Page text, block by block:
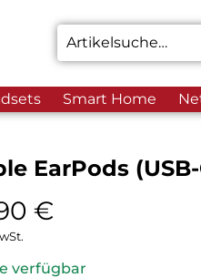
Smart Home
EarPods
€
verfügbar